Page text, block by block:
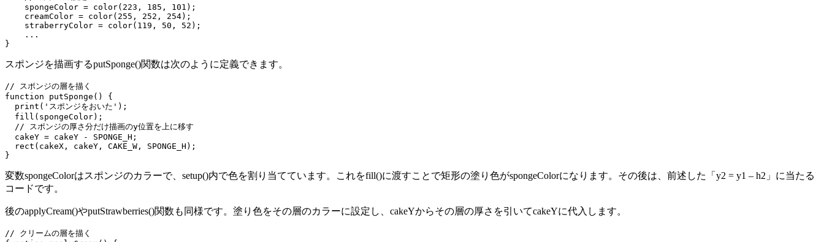
    spongeColor = color(223, 185, 101);
    creamColor = color(255, 252, 254);
    straberryColor = color(119, 50, 52);
    ...
}
スポンジを描画するputSponge()関数は次のように定義できます。
// スポンジの層を描く
function putSponge() {
  print('スポンジをおいた');
  fill(spongeColor);
  // スポンジの厚さ分だけ描画のy位置を上に移す
  cakeY = cakeY - SPONGE_H;
  rect(cakeX, cakeY, CAKE_W, SPONGE_H);
}
変数spongeColorはスポンジのカラーで、setup()内で色を割り当てています。これをfill()に渡すことで矩形の塗り色がspongeColorになります。その後は、前述した「y2 = y1 – h2」に当たる
コードです。
後のapplyCream()やputStrawberries()関数も同様です。塗り色をその層のカラーに設定し、cakeYからその層の厚さを引いてcakeYに代入します。
// クリームの層を描く